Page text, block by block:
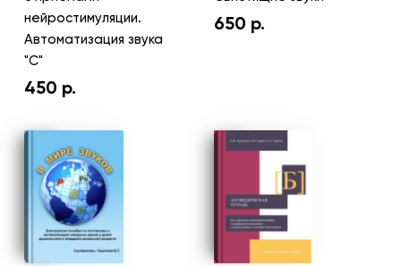
нейростимуляции.
Автоматизация звука
"С"
450 р.
650 р.